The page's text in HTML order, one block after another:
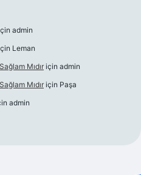
admin
Leman
Mıdır için admin
Mıdır için Paşa
admin